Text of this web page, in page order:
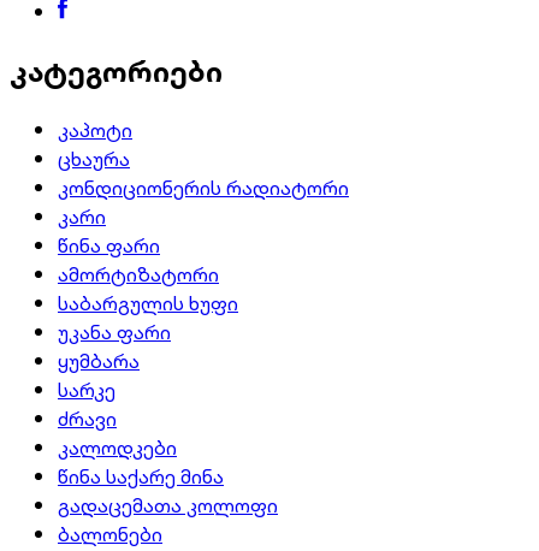
კატეგორიები
კაპოტი
ცხაურა
კონდიციონერის რადიატორი
კარი
წინა ფარი
ამორტიზატორი
საბარგულის ხუფი
უკანა ფარი
ყუმბარა
სარკე
ძრავი
კალოდკები
წინა საქარე მინა
გადაცემათა კოლოფი
ბალონები